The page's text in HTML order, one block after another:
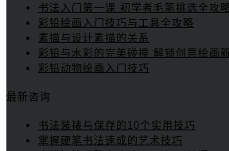
书法入门第一课 初学者毛笔挑选全攻
彩铅绘画入门技巧与工具全攻略
素描与设计素描的关系
彩铅与水彩的完美碰撞 解锁创意绘画
彩铅动物绘画入门技巧
最新咨询
书法装裱与保存的10个实用技巧
掌握硬笔书法速成的艺术技巧